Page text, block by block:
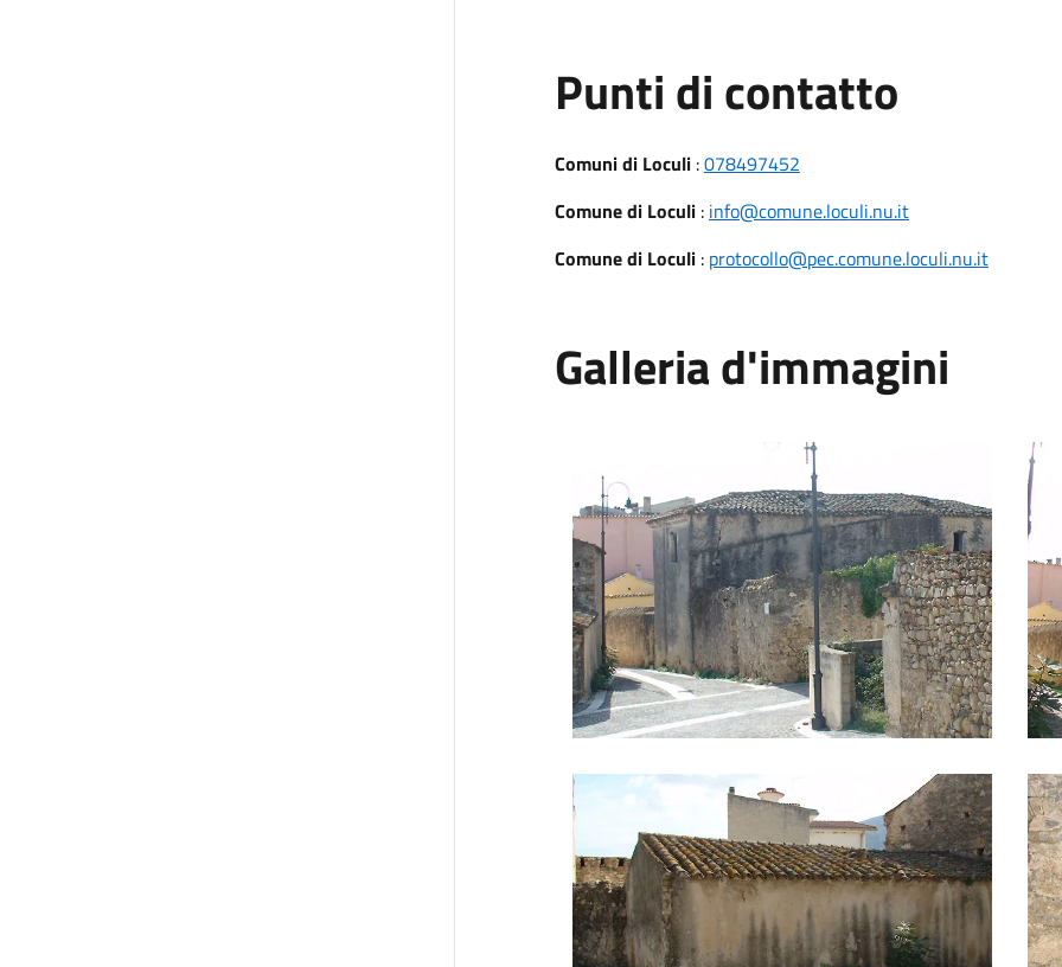
Punti di contatto
Comuni di Loculi:078497452
Comune di Loculi: info@comune.loculi.nu.it
Comune di Loculi: protocollo@pec.comune.loculi.nu.it
Galleria d'immagini
Il
Il paese 3 Il